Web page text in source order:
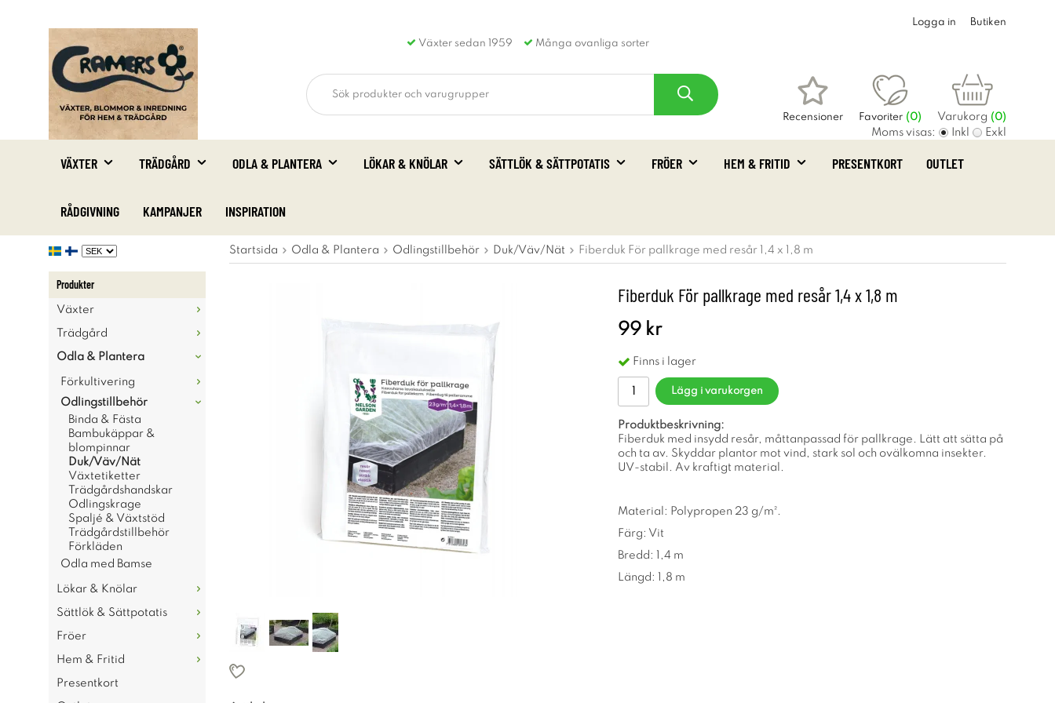
Växter sedan 1959 Många ovanliga sorter
Logga in Butiken
Recensioner Favoriter (0) Varukorg (0)
Moms visas: Inkl Exkl
VÄXTER TRÄDGÅRD ODLA & PLANTERA LÖKAR & KNÖLAR SÄTTLÖK & SÄTTPOTATIS FRÖER HEM & FRITID PRESENTKORT OUTLET
RÅDGIVNING KAMPANJER INSPIRATION
Produkter
Växter
Trädgård
Odla & Plantera
Förkultivering
Odlingstillbehör
Binda & Fästa
Bambukäppar &
blompinnar
Duk/Väv/Nät
Växtetiketter
Trädgårdshandskar
Odlingskrage
Spaljé & Växtstöd
Trädgårdstillbehör
Förkläden
Odla med Bamse
Lökar & Knölar
Sättlök & Sättpotatis
Fröer
Hem & Fritid
Presentkort
Startsida Odla & Plantera Odlingstillbehör Duk/Väv/Nät Fiberduk För pallkrage med resår 1,4 x 1,8 m
Fiberduk För pallkrage med resår 1,4 x 1,8 m
99 kr
Finns i lager
Lägg i varukorgen
Produktbeskrivning:
Fiberduk med insydd resår, måttanpassad för pallkrage. Lätt att sätta på
och ta av. Skyddar plantor mot vind, stark sol och ovälkomna insekter.
UV-stabil. Av kraftigt material.
Material: Polypropen 23 g/m².
Färg: Vit
Bredd: 1,4 m
Längd: 1,8 m